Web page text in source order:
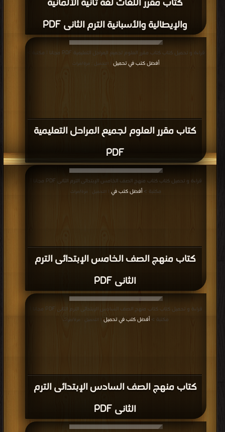
والإيطالية والأسبانية الترم الثانى PDF
كتاب مقرر العلوم لجميع المراحل التعليمية
PDF
قراءة و تحميل كتاب كتاب مقرر العلوم لجميع المراحل التعليمية PDF مجانا | مكتبة >
أفضل كتب في تحميل
| التحميل : مرة/مرات
كتاب منهج الصف الخامس الإبتدائى الترم
الثانى PDF
قراءة و تحميل كتاب كتاب منهج الصف الخامس الإبتدائى الترم الثانى PDF مجانا |
مكتبة >أفضل كتب في | التحميل : مرة/مرات
كتاب منهج الصف السادس الإبتدائى الترم
الثانى PDF
قراءة و تحميل كتاب كتاب منهج الصف السادس الإبتدائى الترم الثانى PDF مجانا |
مكتبة >أفضل كتب في تحميل | التحميل : مرة/مرات